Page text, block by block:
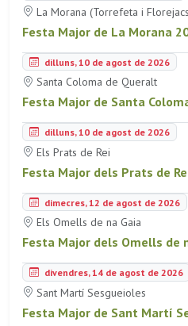
La Morana (Torrefeta i
Festa Major de La Morana
dilluns, 10 de agost de 2026
Santa Coloma de Queralt
Festa Major de Santa
dilluns, 10 de agost de 2026
Els Prats de Rei
Festa Major dels Prats de
dimecres, 12 de agost de 2026
Els Omells de na Gaia
Festa Major dels Omells de
divendres, 14 de agost de 2026
Sant Martí Sesgueioles
Festa Major de Sant Martí